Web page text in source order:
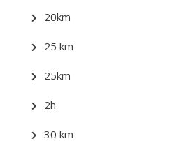
20km
25 km
25km
2h
30 km